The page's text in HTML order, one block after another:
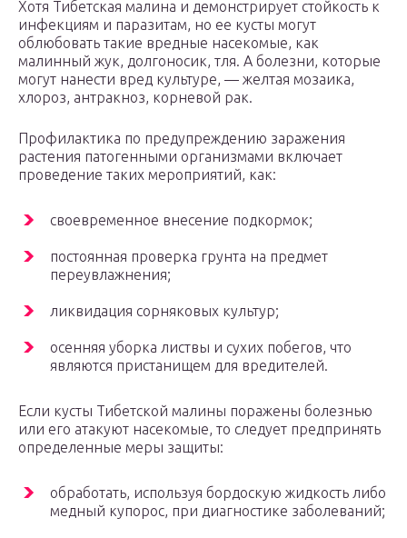
Хотя Тибетская малина и демонстрирует стойкость к
инфекциям и паразитам, но ее кусты могут
облюбовать такие вредные насекомые, как
малинный жук, долгоносик, тля. А болезни, которые
могут нанести вред культуре, — желтая мозаика,
хлороз, антракноз, корневой рак.
Профилактика по предупреждению заражения
растения патогенными организмами включает
проведение таких мероприятий, как:
своевременное внесение подкормок;
постоянная проверка грунта на предмет
переувлажнения;
ликвидация сорняковых культур;
осенняя уборка листвы и сухих побегов, что
являются пристанищем для вредителей.
Если кусты Тибетской малины поражены болезнью
или его атакуют насекомые, то следует предпринять
определенные меры защиты:
обработать, используя бордоскую жидкость либо
медный купорос, при диагностике заболеваний;